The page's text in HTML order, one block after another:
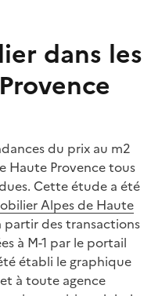
dans les
du prix au m2
Haute Provence tous
Cette étude a été
Alpes de Haute
partir des transactions
à M-1 par le portail
établi le graphique
à toute agence